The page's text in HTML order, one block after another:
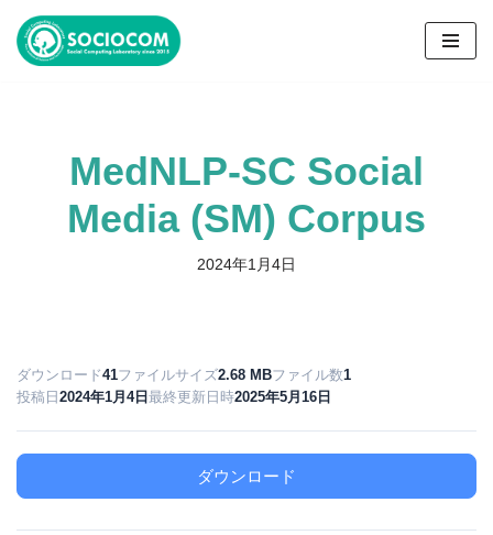
コ
MedNLP-SC Social
Media (SM) Corpus
2024年1月4日
ダウンロード41ファイルサイズ2.68 MBファイル数1
投稿日2024年1月4日最終更新日時2025年5月16日
ダウンロード